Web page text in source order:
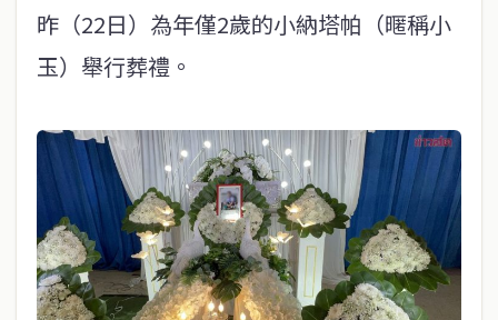
昨（22日）為年僅2歲的小納塔帕（暱稱小
玉）舉行葬禮。